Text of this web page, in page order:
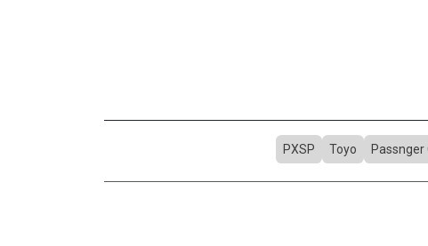
Passnger
Toyo
PXSP